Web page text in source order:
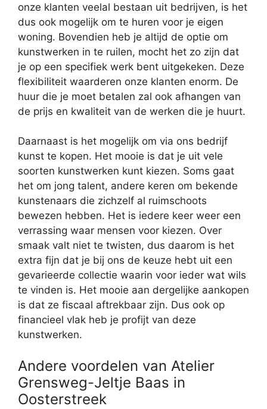
onze klanten veelal bestaan uit bedrijven, is het
dus ook mogelijk om te huren voor je eigen
woning. Bovendien heb je altijd de optie om
kunstwerken in te ruilen, mocht het zo zijn dat
je op een specifiek werk bent uitgekeken. Deze
flexibiliteit waarderen onze klanten enorm. De
huur die je moet betalen zal ook afhangen van
de prijs en kwaliteit van de werken die je huurt.
Daarnaast is het mogelijk om via ons bedrijf
kunst te kopen. Het mooie is dat je uit vele
soorten kunstwerken kunt kiezen. Soms gaat
het om jong talent, andere keren om bekende
kunstenaars die zichzelf al ruimschoots
bewezen hebben. Het is iedere keer weer een
verrassing waar mensen voor kiezen. Over
smaak valt niet te twisten, dus daarom is het
extra fijn dat je bij ons de keuze hebt uit een
gevarieerde collectie waarin voor ieder wat wils
te vinden is. Het mooie aan dergelijke aankopen
is dat ze fiscaal aftrekbaar zijn. Dus ook op
financieel vlak heb je profijt van deze
kunstwerken.
Andere voordelen van Atelier
Grensweg-Jeltje Baas in
Oosterstreek